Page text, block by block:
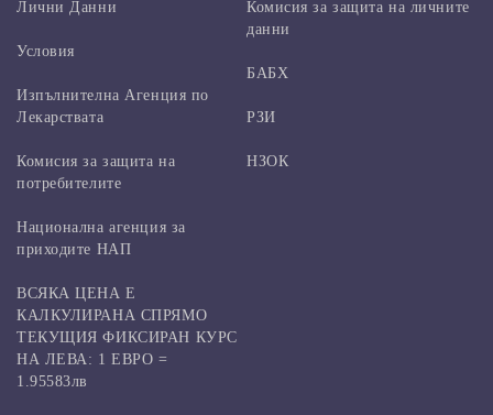
Лични Данни
Условия
Изпълнителна Агенция по
Лекарствата
Комисия за защита на
потребителите
Комисия за защита на личните
данни
БАБХ
РЗИ
НЗОК
Национална агенция за
приходите НАП
ВСЯКА ЦЕНА Е
КАЛКУЛИРАНА СПРЯМО
ТЕКУЩИЯ ФИКСИРАН КУРС
НА ЛЕВА: 1 ЕВРО =
1.95583лв